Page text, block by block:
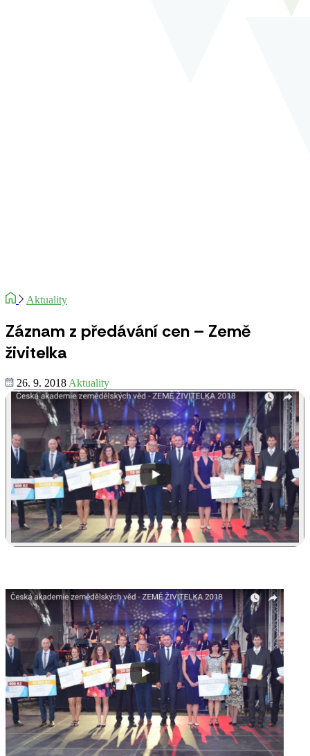
Aktuality
Záznam z předávání cen – Země
živitelka
26. 9. 2018 Aktuality